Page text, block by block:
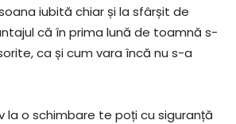
iubită chiar și la sfârșit de
că în prima lună de toamnă s-
ca și cum vara încă nu s-a
la o schimbare te poți cu siguranță